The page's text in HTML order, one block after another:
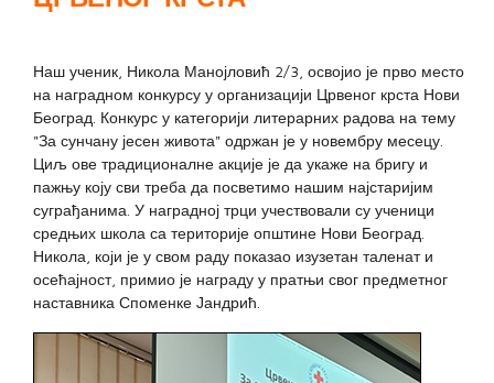
Наш ученик, Никола Манојловић 2/3, освојио је прво место
на наградном конкурсу у организацији Црвеног крста Нови
Београд. Конкурс у категорији литерарних радова на тему
"За сунчану јесен живота" одржан је у новембру месецу.
Циљ ове традиционалне акције је да укаже на бригу и
пажњу коју сви треба да посветимо нашим најстаријим
суграђанима. У наградној трци учествовали су ученици
средњих школа са територије општине Нови Београд.
Никола, који је у свом раду показао изузетан таленат и
осећајност, примио је награду у пратњи свог предметног
наставника Споменке Јандрић.